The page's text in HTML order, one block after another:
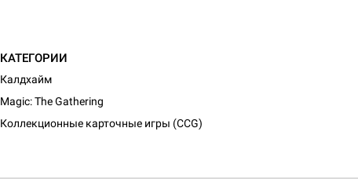
КАТЕГОРИИ
Калдхайм
Magic: The Gathering
Коллекционные карточные игры (CCG)